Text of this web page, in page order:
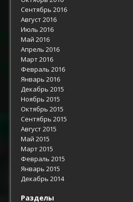
Сентябрь 2016
Август 2016
Июль 2016
Май 2016
Апрель 2016
Март 2016
Февраль 2016
Январь 2016
Декабрь 2015
Ноябрь 2015
Октябрь 2015
Сентябрь 2015
Август 2015
Май 2015
Март 2015
Февраль 2015
Январь 2015
Декабрь 2014
Разделы